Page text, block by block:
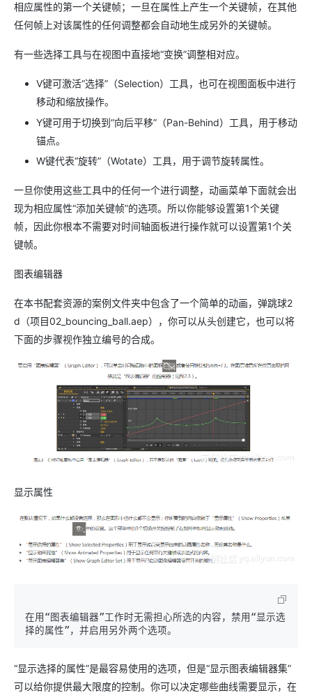
相应属性的第一个关键帧；一旦在属性上产生一个关键帧，在其他
任何帧上对该属性的任何调整都会自动地生成另外的关键帧。
有一些选择工具与在视图中直接地“变换”调整相对应。
V键可激活“选择”（Selection）工具，也可在视图面板中进行
移动和缩放操作。
Y键可用于切换到“向后平移”（Pan-Behind）工具，用于移动
锚点。
W键代表“旋转”（Wotate）工具，用于调节旋转属性。
一旦你使用这些工具中的任何一个进行调整，动画菜单下面就会出
现为相应属性“添加关键帧”的选项。所以你能够设置第1个关键
帧，因此你根本不需要对时间轴面板进行操作就可以设置第1个关
键帧。
图表编辑器
在本书配套资源的案例文件夹中包含了一个简单的动画，弹跳球2
d（项目02_bouncing_ball.aep），你可以从头创建它，也可以将
下面的步骤视作独立编号的合成。
显示属性
在用“图表编辑器”工作时无需担心所选的内容，禁用“显示选
“显示选择的属性”是最容易使用的选项，但是“显示图表编辑器集”
可以给你提供最大限度的控制。你可以决定哪些曲线需要显示，在